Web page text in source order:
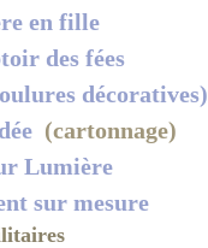
en fille
des fées
décoratives)
(cartonnage)
Lumière
sur mesure